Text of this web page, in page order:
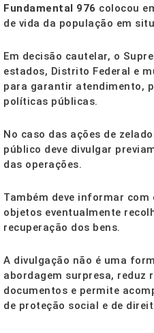
Fundamental 976 colocou
de vida da população em
Em decisão cautelar, o
estados, Distrito Federal e
para garantir atendimento,
políticas públicas.
No caso das ações de
público deve divulgar
das operações.
Também deve informar com
objetos eventualmente
recuperação dos bens.
A divulgação não é uma
abordagem surpresa, reduz
documentos e permite
de proteção social e de